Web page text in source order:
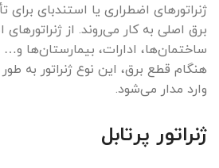
ژنراتورهای اضطراری یا استندبای
برق اصلی به کار می‌روند. از ژنراتورهای
ساختمان‌ها، ادارات، بیمارستان‌ها
هنگام قطع برق، این نوع ژنراتور به
وارد مدار می‌شود.
ژنراتور پرتابل